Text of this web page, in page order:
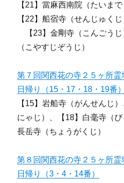
【21】當麻西南院（たいま
【22】船宿寺（せんじゅくじ
【23】金剛寺（こんごう
（こやすじぞうじ）
第７回関西花の寺２５ヶ所
日帰り（15・17・18・19番）
【15】岩船寺（がんせんじ
にゃじ）、【18】白毫寺（び
長岳寺（ちょうがくじ）
第８回関西花の寺２５ヶ所
日帰り（3・4・14番）